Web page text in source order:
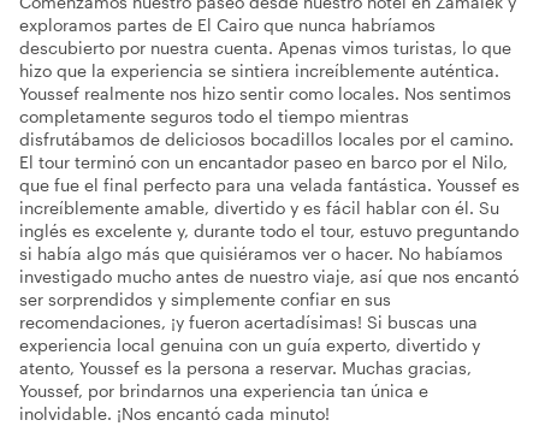
exploramos partes de El Cairo que nunca habríamos
descubierto por nuestra cuenta. Apenas vimos turistas, lo que
hizo que la experiencia se sintiera increíblemente auténtica.
Youssef realmente nos hizo sentir como locales. Nos sentimos
completamente seguros todo el tiempo mientras
disfrutábamos de deliciosos bocadillos locales por el camino.
El tour terminó con un encantador paseo en barco por el Nilo,
que fue el final perfecto para una velada fantástica. Youssef es
increíblemente amable, divertido y es fácil hablar con él. Su
inglés es excelente y, durante todo el tour, estuvo preguntando
si había algo más que quisiéramos ver o hacer. No habíamos
investigado mucho antes de nuestro viaje, así que nos encantó
ser sorprendidos y simplemente confiar en sus
recomendaciones, ¡y fueron acertadísimas! Si buscas una
experiencia local genuina con un guía experto, divertido y
atento, Youssef es la persona a reservar. Muchas gracias,
Youssef, por brindarnos una experiencia tan única e
inolvidable. ¡Nos encantó cada minuto!